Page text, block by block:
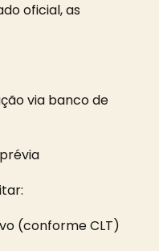
oficial, as
via banco de
(conforme CLT)